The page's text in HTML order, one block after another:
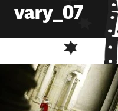
vary_07